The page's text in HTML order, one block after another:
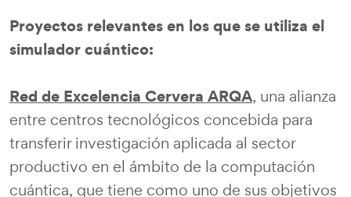
Proyectos relevantes en los que se utiliza el
simulador cuántico:
Red de Excelencia Cervera ARQA, una alianza
entre centros tecnológicos concebida para
transferir investigación aplicada al sector
productivo en el ámbito de la computación
cuántica, que tiene como uno de sus objetivos